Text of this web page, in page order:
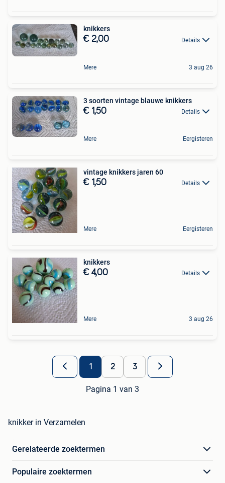
knikkers
€ 2,00 Details
Mere 3 aug 26
3 soorten vintage blauwe knikkers
€ 1,50 Details
Mere Eergisteren
vintage knikkers jaren 60
€ 1,50 Details
Mere Eergisteren
knikkers
€ 4,00 Details
Mere 3 aug 26
1 2 3
Pagina 1 van 3
knikker in Verzamelen
Gerelateerde zoektermen
Populaire zoektermen